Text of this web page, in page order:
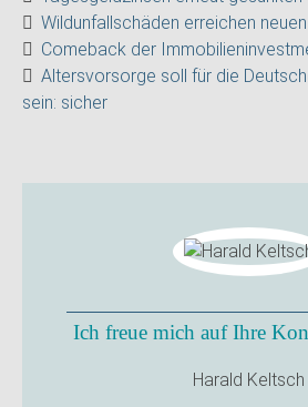
Wildunfallschäden erreichen
Comeback der
Altersvorsorge soll für die
sein: sicher
Ich freue mich auf Ihre
Harald Keltsch